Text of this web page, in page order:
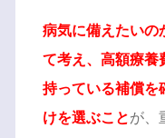
病気に備えたいの
て考え、高額療養
持っている補償を
けを選ぶことが、